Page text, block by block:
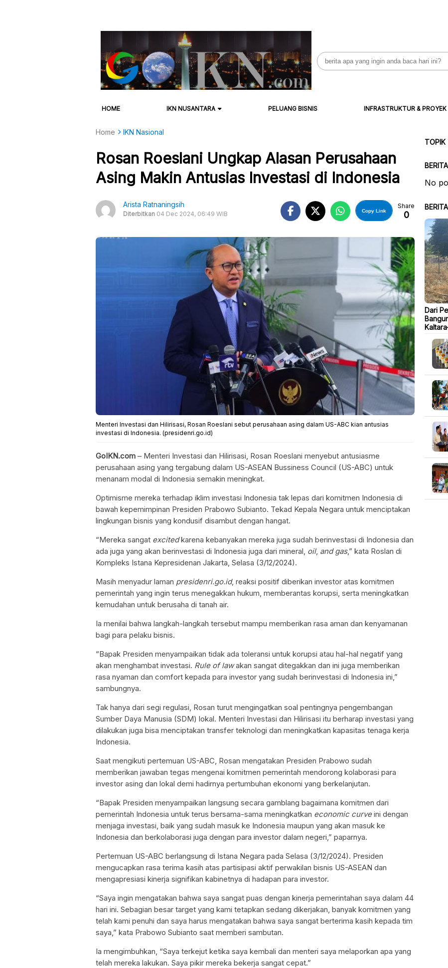
Search
for:
HOME IKN NUSANTARA PELUANG BISNIS INFRASTRUKTUR & PROYEK
Home IKN Nasional
Rosan Roeslani Ungkap Alasan Perusahaan
Asing Makin Antusias Investasi di Indonesia
Arista Ratnaningsih
Diterbitkan 04 Dec 2024, 06:49 WIB Copy Link
Share
0
Menteri Investasi dan Hilirisasi, Rosan Roeslani sebut perusahaan asing dalam US-ABC kian antusias
investasi di Indonesia. (presidenri.go.id)
GoIKN.com – Menteri Investasi dan Hilirisasi, Rosan Roeslani menyebut antusiasme
perusahaan asing yang tergabung dalam US-ASEAN Bussiness Council (US-ABC) untuk
menanam modal di Indonesia semakin meningkat.
Optimisme mereka terhadap iklim investasi Indonesia tak lepas dari komitmen Indonesia di
bawah kepemimpinan Presiden Prabowo Subianto. Tekad Kepala Negara untuk menciptakan
lingkungan bisnis yang kondusif disambut dengan hangat.
“Mereka sangat excitedkarena kebanyakan mereka juga sudah berinvestasi di Indonesia dan
ada juga yang akan berinvestasi di Indonesia juga dari mineral, oil, and gas,” kata Roslan di
Kompleks Istana Kepresidenan Jakarta, Selasa (3/12/2024).
Masih menyadur laman presidenri.go.id, reaksi positif diberikan investor atas komitmen
pemerintah yang ingin terus menegakkan hukum, memberantas korupsi, serta meningkatkan
kemudahan untuk berusaha di tanah air.
Ia menilai bahwa langkah-langkah tersebut mampu memberikan rasa aman dan kenyamanan
bagi para pelaku bisnis.
“Bapak Presiden menyampaikan tidak ada toleransi untuk korupsi atau hal-hal negatif yang
akan menghambat investasi. Rule of lawakan sangat ditegakkan dan ini juga memberikan
rasa nyaman dan comfort kepada para investor yang sudah berinvestasi di Indonesia ini,”
sambungnya.
Tak hanya dari segi regulasi, Rosan turut mengingatkan soal pentingnya pengembangan
Sumber Daya Manusia (SDM) lokal. Menteri Investasi dan Hilirisasi itu berharap investasi yang
dilakukan juga bisa menciptakan transfer teknologi dan meningkatkan kapasitas tenaga kerja
Indonesia.
Saat mengikuti pertemuan US-ABC, Rosan mengatakan Presiden Prabowo sudah
memberikan jawaban tegas mengenai komitmen pemerintah mendorong kolaborasi para
investor asing dan lokal demi hadirnya pertumbuhan ekonomi yang berkelanjutan.
“Bapak Presiden menyampaikan langsung secara gamblang bagaimana komitmen dari
pemerintah Indonesia untuk terus bersama-sama meningkatkan economic curveini dengan
menjaga investasi, baik yang sudah masuk ke Indonesia maupun yang akan masuk ke
Indonesia dan berkolaborasi juga dengan para investor dalam negeri,” paparnya.
Pertemuan US-ABC berlangsung di Istana Negara pada Selasa (3/12/2024). Presiden
mengucapkan rasa terima kasih atas partisipasi aktif perwakilan bisnis US-ASEAN dan
mengapresiasi kinerja signifikan kabinetnya di hadapan para investor.
“Saya ingin mengatakan bahwa saya sangat puas dengan kinerja pemerintahan saya dalam 44
hari ini. Sebagian besar target yang kami tetapkan sedang dikerjakan, banyak komitmen yang
telah kami penuhi dan saya harus mengatakan bahwa saya sangat berterima kasih kepada tim
saya,” kata Prabowo Subianto saat memberi sambutan.
Ia mengimbuhkan, “Saya terkejut ketika saya kembali dan menteri saya melaporkan apa yang
telah mereka lakukan. Saya pikir mereka bekerja sangat cepat.”
TOPIK
No
Dari